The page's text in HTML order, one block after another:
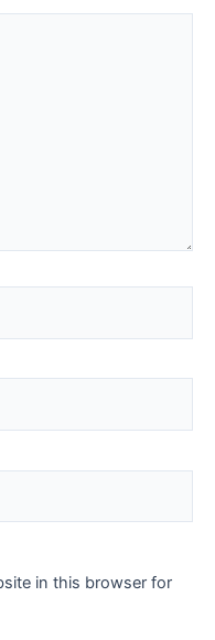
in this browser for